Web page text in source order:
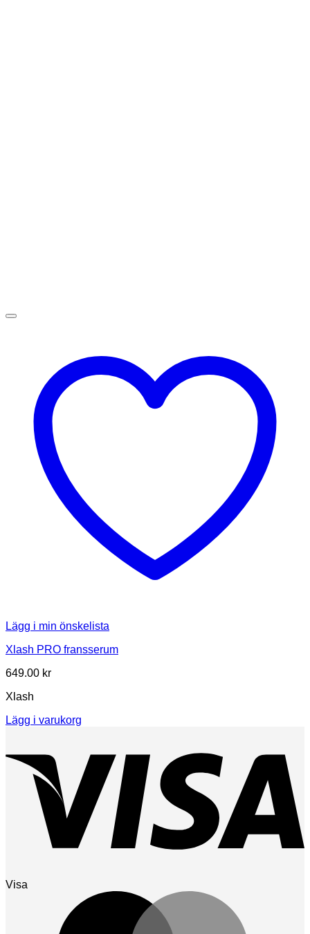
Lägg i min önskelista
Xlash PRO fransserum
649.00 kr
Xlash
Lägg i varukorg
Visa